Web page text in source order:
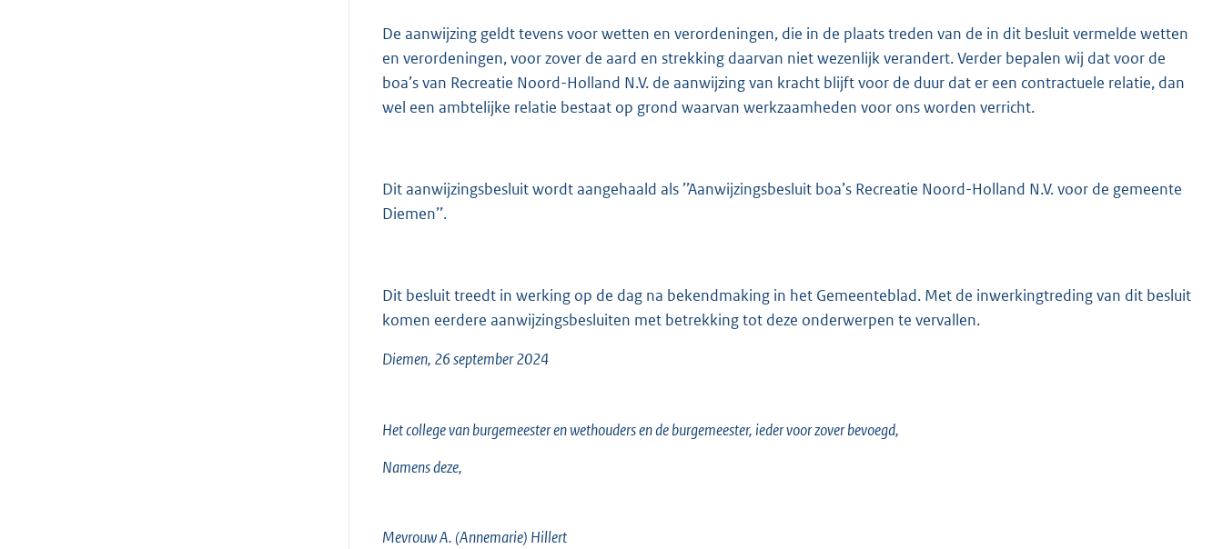
De aanwijzing geldt tevens voor wetten en verordeningen, die in de plaats treden van de in dit besluit vermelde wetten
en verordeningen, voor zover de aard en strekking daarvan niet wezenlijk verandert. Verder bepalen wij dat voor de
boa’s van Recreatie Noord-Holland N.V. de aanwijzing van kracht blijft voor de duur dat er een contractuele relatie, dan
wel een ambtelijke relatie bestaat op grond waarvan werkzaamheden voor ons worden verricht.
Dit aanwijzingsbesluit wordt aangehaald als ’’Aanwijzingsbesluit boa’s Recreatie Noord-Holland N.V. voor de gemeente
Diemen’’.
Dit besluit treedt in werking op de dag na bekendmaking in het Gemeenteblad. Met de inwerkingtreding van dit besluit
komen eerdere aanwijzingsbesluiten met betrekking tot deze onderwerpen te vervallen.
Diemen, 26 september 2024
Het college van burgemeester en wethouders en de burgemeester, ieder voor zover bevoegd,
Namens deze,
Mevrouw A. (Annemarie) Hillert